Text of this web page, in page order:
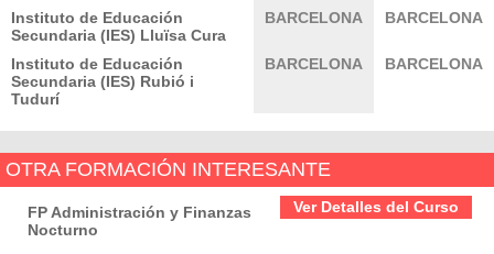
Instituto de Educación
Secundaria (IES) Lluïsa Cura
BARCELONA BARCELONA
Instituto de Educación
Secundaria (IES) Rubió i
Tudurí
BARCELONA BARCELONA
OTRA FORMACIÓN INTERESANTE
Ver Detalles del Curso
FP Administración y Finanzas
Nocturno